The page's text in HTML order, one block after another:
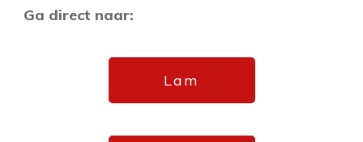
Ga direct naar:
Lam